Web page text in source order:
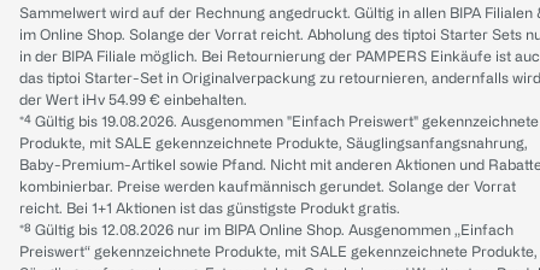
Sammelwert wird auf der Rechnung angedruckt. Gültig in allen BIPA Filialen
im Online Shop. Solange der Vorrat reicht. Abholung des tiptoi Starter Sets
in der BIPA Filiale möglich. Bei Retournierung der PAMPERS Einkäufe ist
das tiptoi Starter-Set in Originalverpackung zu retournieren, andernfalls wird
der Wert iHv 54.99 € einbehalten.
*⁴ Gültig bis 19.08.2026. Ausgenommen "Einfach Preiswert" gekennzeichnete
Produkte, mit SALE gekennzeichnete Produkte, Säuglingsanfangsnahrung,
Baby-Premium-Artikel sowie Pfand. Nicht mit anderen Aktionen und
kombinierbar. Preise werden kaufmännisch gerundet. Solange der Vorrat
reicht. Bei 1+1 Aktionen ist das günstigste Produkt gratis.
*⁸ Gültig bis 12.08.2026 nur im BIPA Online Shop. Ausgenommen „Einfach
Preiswert“ gekennzeichnete Produkte, mit SALE gekennzeichnete Produkte,